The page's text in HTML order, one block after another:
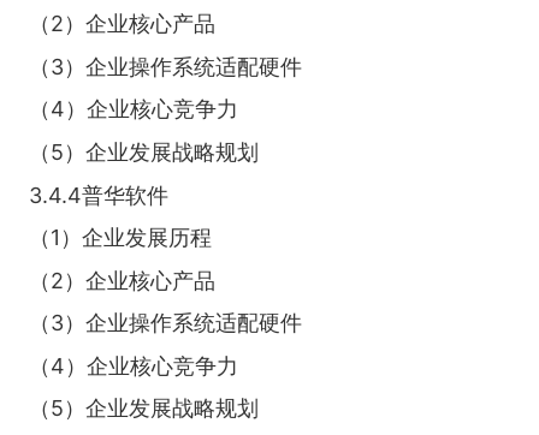
（2）企业核心产品
（3）企业操作系统适配硬件
（4）企业核心竞争力
（5）企业发展战略规划
3.4.4普华软件
（1）企业发展历程
（2）企业核心产品
（3）企业操作系统适配硬件
（4）企业核心竞争力
（5）企业发展战略规划